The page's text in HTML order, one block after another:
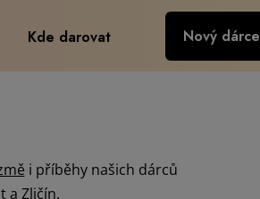
Kde darovat Nový dárce
i příběhy našich dárců
a Zličín.